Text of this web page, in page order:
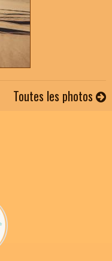
Toutes les photos